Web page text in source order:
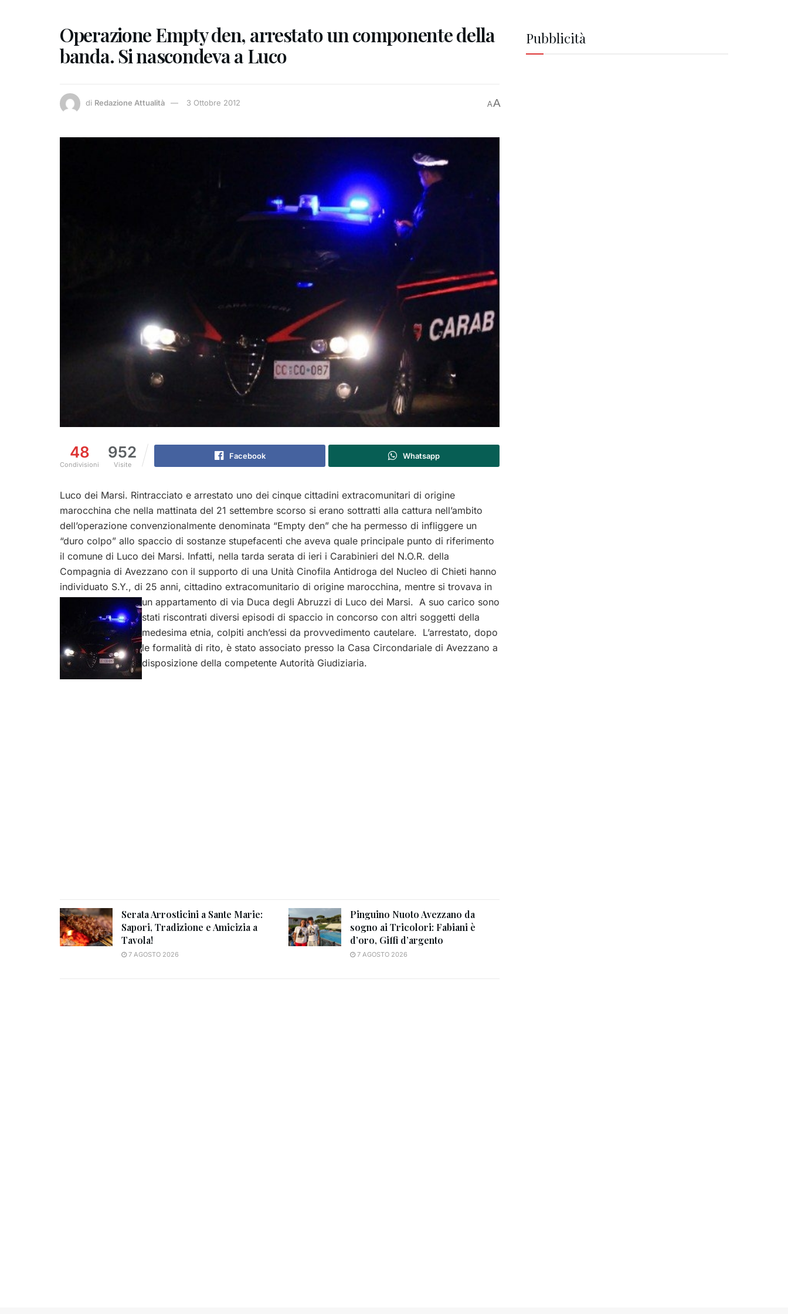
Operazione Empty den, arrestato un componente della
banda. Si nascondeva a Luco
di Redazione Attualità 3 Ottobre 2012 AA
48
Condivisioni
952
Visite
Facebook Whatsapp
Luco dei Marsi. Rintracciato e arrestato uno dei cinque cittadini extracomunitari di origine
marocchina che nella mattinata del 21 settembre scorso si erano sottratti alla cattura nell’ambito
dell’operazione convenzionalmente denominata “Empty den” che ha permesso di infliggere un
“duro colpo” allo spaccio di sostanze stupefacenti che aveva quale principale punto di riferimento
il comune di Luco dei Marsi. Infatti, nella tarda serata di ieri i Carabinieri del N.O.R. della
Compagnia di Avezzano con il supporto di una Unità Cinofila Antidroga del Nucleo di Chieti hanno
individuato S.Y., di 25 anni, cittadino extracomunitario di origine marocchina, mentre si trovava in
un appartamento di via Duca degli Abruzzi di Luco dei Marsi. A suo carico sono
stati riscontrati diversi episodi di spaccio in concorso con altri soggetti della
medesima etnia, colpiti anch’essi da provvedimento cautelare. L’arrestato, dopo
le formalità di rito, è stato associato presso la Casa Circondariale di Avezzano a
disposizione della competente Autorità Giudiziaria.
Serata Arrosticini a Sante Marie:
Sapori, Tradizione e Amicizia a
Tavola!
7 AGOSTO 2026
Pinguino Nuoto Avezzano da
sogno ai Tricolori: Fabiani è
d’oro, Giffi d’argento
7 AGOSTO 2026
Pubblicità